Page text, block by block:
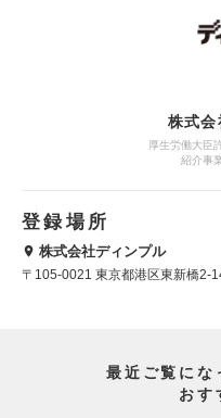
株式
厚生労働大臣
紹介事
登録場所
株式会社ディンプル
〒105-0021 東京都港区東新橋
最近ご覧にな
おす